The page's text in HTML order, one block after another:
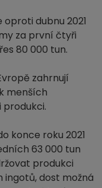
dubnu 2021
za první čtyři
80 000 tun.
zahrnují
menších
produkci.
konce roku 2021
63 000 tun
produkci
dost možná